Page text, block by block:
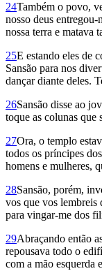
24Também o povo,
nosso deus
nossa terra e matava
25E estando eles de
Sansão para nos
dançar diante deles.
26Sansão disse ao
toque as colunas que
27Ora, o templo
todos os príncipes
homens e mulheres,
28Sansão, porém,
vos que vos lembreis
para vingar-me dos
29Abraçando então
repousava todo o
com a mão esquerda